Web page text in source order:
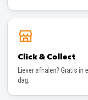
Click & Collect
Liever afhalen? Gratis in
dag.